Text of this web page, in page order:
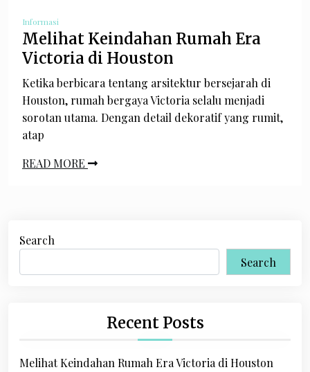
Informasi
Melihat Keindahan Rumah Era
Victoria di Houston
Ketika berbicara tentang arsitektur bersejarah di
Houston, rumah bergaya Victoria selalu menjadi
sorotan utama. Dengan detail dekoratif yang rumit,
atap
READ MORE
Search
Search
Recent Posts
Melihat Keindahan Rumah Era Victoria di Houston